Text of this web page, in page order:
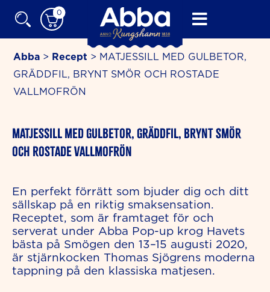
0
Abba > Recept > MATJESSILL MED GULBETOR,
GRÄDDFIL, BRYNT SMÖR OCH ROSTADE
VALLMOFRÖN
MATJESSILL MED GULBETOR, GRÄDDFIL, BRYNT SMÖR
OCH ROSTADE VALLMOFRÖN
En perfekt förrätt som bjuder dig och ditt
sällskap på en riktig smaksensation.
Receptet, som är framtaget för och
serverat under Abba Pop-up krog Havets
bästa på Smögen den 13–15 augusti 2020,
är stjärnkocken Thomas Sjögrens moderna
tappning på den klassiska matjesen.